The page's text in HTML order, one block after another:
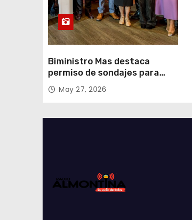
s
Biministro Mas destaca
permiso de sondajes para
Cerro Colorado
May 27, 2026